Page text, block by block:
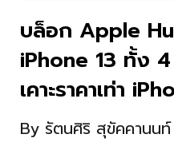
บล็อก Apple
iPhone 13 ทั้ง
เคาะราคาเท่า
By รัตนศิริ สุขัคคานนท์